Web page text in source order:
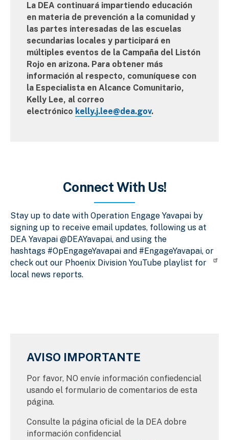
La DEA continuará impartiendo educación
en materia de prevención a la comunidad y
las partes interesadas de las escuelas
secundarias locales y participará en
múltiples eventos de la Campaña del Listón
Rojo en arizona. Para obtener más
información al respecto, comuníquese con
la Especialista en Alcance Comunitario,
Kelly Lee, al correo
electrónico kelly.j.lee@dea.gov.
Connect With Us!
Stay up to date with Operation Engage Yavapai by
signing up to receive email updates, following us at
DEA Yavapai @DEAYavapai, and using the
hashtags #OpEngageYavapai and #EngageYavapai, or
check out our Phoenix Division YouTube playlist for
local news reports.
AVISO IMPORTANTE
Por favor, NO envíe información confiedencial
usando el formulario de comentarios de esta
página.
Consulte la página oficial de la DEA dobre
información confidencial